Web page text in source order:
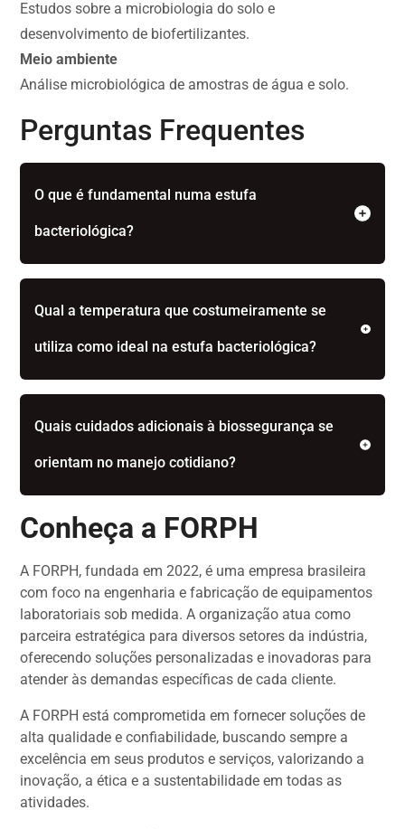
Estudos sobre a microbiologia do solo e
desenvolvimento de biofertilizantes.
Meio ambiente
Análise microbiológica de amostras de água e solo.
Perguntas Frequentes
O que é fundamental numa estufa
bacteriológica?
Qual a temperatura que costumeiramente se
utiliza como ideal na estufa bacteriológica?
Quais cuidados adicionais à biossegurança se
orientam no manejo cotidiano?
Conheça a FORPH
A FORPH, fundada em 2022, é uma empresa brasileira
com foco na engenharia e fabricação de equipamentos
laboratoriais sob medida. A organização atua como
parceira estratégica para diversos setores da indústria,
oferecendo soluções personalizadas e inovadoras para
atender às demandas específicas de cada cliente.
A FORPH está comprometida em fornecer soluções de
alta qualidade e confiabilidade, buscando sempre a
excelência em seus produtos e serviços, valorizando a
inovação, a ética e a sustentabilidade em todas as
atividades.